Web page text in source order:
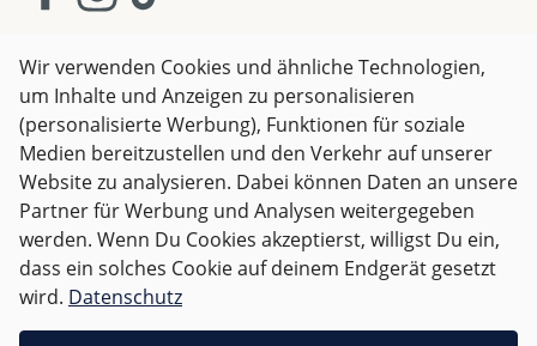
Shopkunde
Bewertung mit 5 von 5 Sternen
Verified buyer
Tut was er soll und ist schnell abnehmbar.
Mina K.
AGB Impressum
Datenschutz
Widerrufsrecht
Alle Preise inkl. gesetzl. Mehrwertsteuer zzgl.Versandkosten
und ggf. Nachnahmegebühren, wenn nicht anders
angegeben.
Wir verwenden Cookies und ähnliche Technologien,
um Inhalte und Anzeigen zu personalisieren
(personalisierte Werbung), Funktionen für soziale
Medien bereitzustellen und den Verkehr auf unserer
Website zu analysieren. Dabei können Daten an unsere
Partner für Werbung und Analysen weitergegeben
werden. Wenn Du Cookies akzeptierst, willigst Du ein,
dass ein solches Cookie auf deinem Endgerät gesetzt
wird. Datenschutz